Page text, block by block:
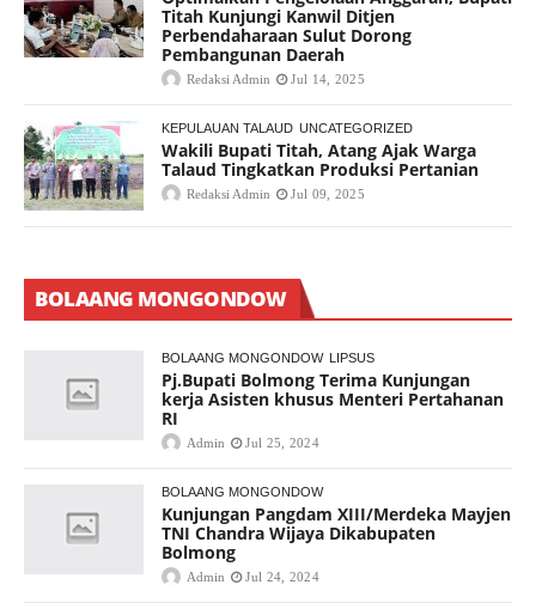
Titah Kunjungi Kanwil Ditjen
Perbendaharaan Sulut Dorong
Pembangunan Daerah
Redaksi Admin Jul 14, 2025
KEPULAUAN TALAUD UNCATEGORIZED
Wakili Bupati Titah, Atang Ajak Warga
Talaud Tingkatkan Produksi Pertanian
Redaksi Admin Jul 09, 2025
BOLAANG MONGONDOW
BOLAANG MONGONDOW LIPSUS
Pj.Bupati Bolmong Terima Kunjungan
kerja Asisten khusus Menteri Pertahanan
RI
Admin Jul 25, 2024
BOLAANG MONGONDOW
Kunjungan Pangdam XIII/Merdeka Mayjen
TNI Chandra Wijaya Dikabupaten
Bolmong
Admin Jul 24, 2024